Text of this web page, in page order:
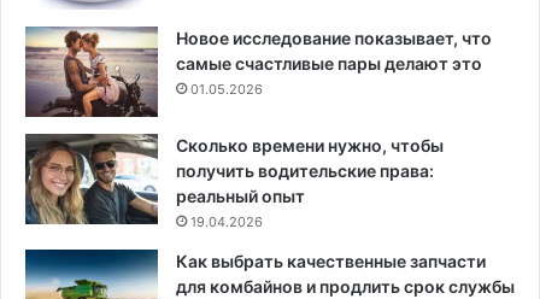
Новое исследование показывает, что
самые счастливые пары делают это
01.05.2026
Сколько времени нужно, чтобы
получить водительские права:
реальный опыт
19.04.2026
Как выбрать качественные запчасти
для комбайнов и продлить срок службы